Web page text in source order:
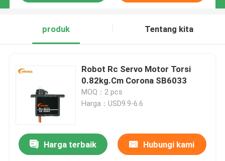
produk Tentang kita
Robot Rc Servo Motor Torsi
0.82kg.Cm Corona SB6033
MOQ：2 pcs
Harga：USD9.9-6.6
Harga terbaik Hubungi kami